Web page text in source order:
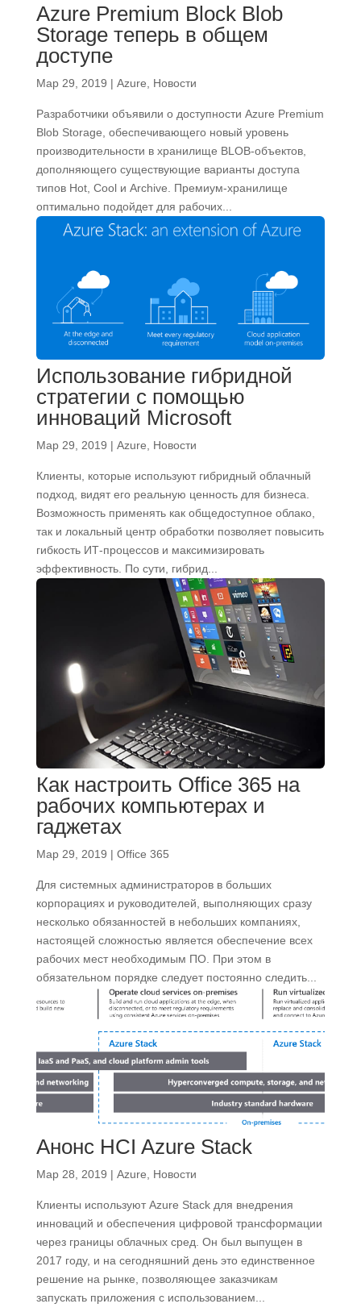
Azure Premium Block Blob
Storage теперь в общем
доступе
Мар 29, 2019 | Azure Новости
Разработчики объявили о доступности Azure Premium
Blob Storage, обеспечивающего новый уровень
производительности в хранилище BLOB-объектов,
дополняющего существующие варианты доступа
типов Hot, Cool и Archive. Премиум-хранилище
оптимально подойдет для рабочих...
Использование гибридной
стратегии с помощью
инноваций Microsoft
Мар 29, 2019 | Azure Новости
Клиенты, которые используют гибридный облачный
подход, видят его реальную ценность для бизнеса.
Возможность применять как общедоступное облако,
так и локальный центр обработки позволяет повысить
гибкость ИТ-процессов и максимизировать
эффективность. По сути, гибрид...
Как настроить Office 365 на
рабочих компьютерах и
гаджетах
Мар 29, 2019 | Office 365
Для системных администраторов в больших
корпорациях и руководителей, выполняющих сразу
несколько обязанностей в небольших компаниях,
настоящей сложностью является обеспечение всех
рабочих мест необходимым ПО. При этом в
обязательном порядке следует постоянно следить...
Анонс HCI Azure Stack
Мар 28, 2019 | Azure Новости
Клиенты используют Azure Stack для внедрения
инноваций и обеспечения цифровой трансформации
через границы облачных сред. Он был выпущен в
2017 году, и на сегодняшний день это единственное
решение на рынке, позволяющее заказчикам
запускать приложения с использованием...